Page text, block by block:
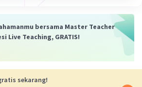
·0.0(0) Balas
bersama Master Teacher
Live Teaching, GRATIS!
sekarang!